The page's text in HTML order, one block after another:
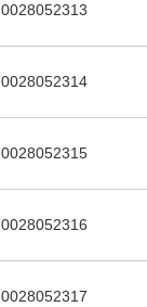
0028052313
0028052314
0028052315
0028052316
0028052317